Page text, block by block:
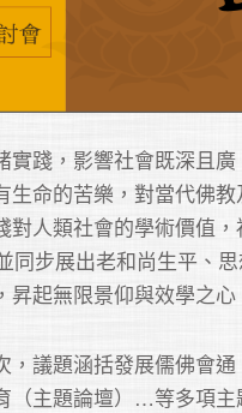
實踐，影響社會既深且
命的苦樂，對當代佛
人類社會的學術價值
同步展出老和尚生平、
昇起無限景仰與效學之心
議題涵括發展儒佛會
（主題論壇）…等多項主